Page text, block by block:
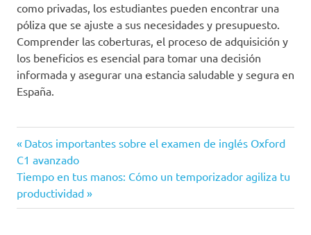
como privadas, los estudiantes pueden encontrar una
póliza que se ajuste a sus necesidades y presupuesto.
Comprender las coberturas, el proceso de adquisición y
los beneficios es esencial para tomar una decisión
informada y asegurar una estancia saludable y segura en
España.
Navegación
de
entradas
Entrada
anterior:
Datos importantes sobre el examen de inglés Oxford
C1 avanzado
Siguiente
entrada:
Tiempo en tus manos: Cómo un temporizador agiliza tu
productividad